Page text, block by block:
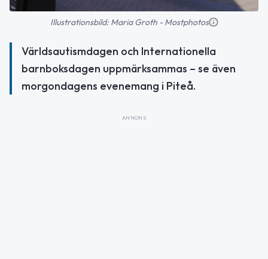
Illustrationsbild: Maria Groth - Mostphotos
Världsautismdagen och Internationella
barnboksdagen uppmärksammas – se även
morgondagens evenemang i Piteå.
ANNONS